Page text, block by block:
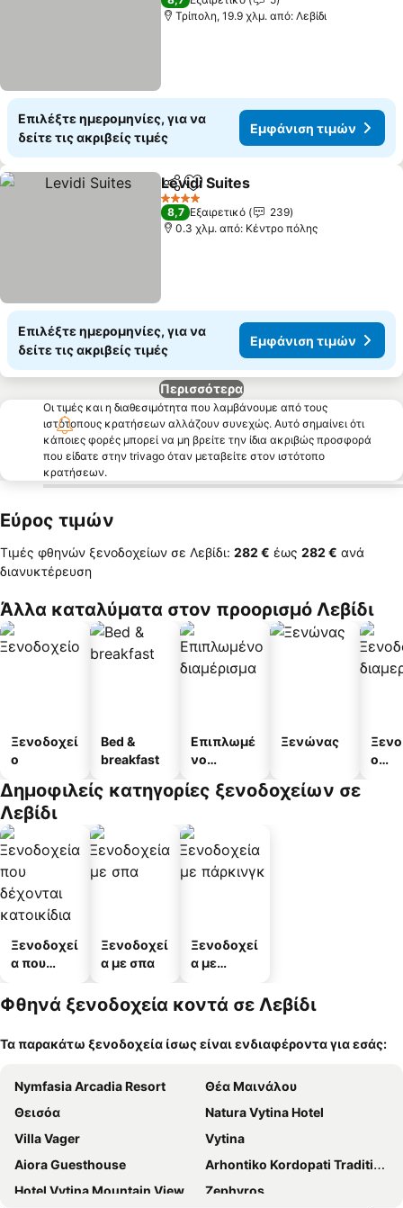
Τρίπολη, 19.9 χλμ. από: Λεβίδι
Επιλέξτε ημερομηνίες, για να
δείτε τις ακριβείς τιμές
Εμφάνιση τιμών
Κοινοποίηση
Προσθήκη στα αγαπημένα
Levidi Suites
4 Αστέρια
8,7 Εξαιρετικό
239
0.3 χλμ. από: Κέντρο πόλης
Επιλέξτε ημερομηνίες, για να
δείτε τις ακριβείς τιμές
Εμφάνιση τιμών
Περισσότερα
Οι τιμές και η διαθεσιμότητα που λαμβάνουμε από τους
ιστότοπους κρατήσεων αλλάζουν συνεχώς. Αυτό σημαίνει ότι
κάποιες φορές μπορεί να μη βρείτε την ίδια ακριβώς προσφορά
που είδατε στην trivago όταν μεταβείτε στον ιστότοπο
κρατήσεων.
Εύρος τιμών
Τιμές φθηνών ξενοδοχείων σε Λεβίδι: ‎282 € έως ‎282 € ανά
διανυκτέρευση
Άλλα καταλύματα στον προορισμό Λεβίδι
Ξενοδοχεί
ο
Bed &
breakfast
Επιπλωμέ
νο
α
Ξενώνας
ο
Δημοφιλείς κατηγορίες ξενοδοχείων σε
Λεβίδι
Ξενοδοχεί
α που
κατοικίδι
Ξενοδοχεί
α με σπα
Ξενοδοχεί
α με
Φθηνά ξενοδοχεία κοντά σε Λεβίδι
Τα παρακάτω ξενοδοχεία ίσως είναι ενδιαφέροντα για εσάς:
Nymfasia Arcadia Resort
Θέα Μαινάλου
Θεισόα
Natura Vytina Hotel
Villa Vager
Vytina
Aiora Guesthouse
Arhontiko Kordopati Traditional Guesthouse
Hotel Vytina Mountain View
Zephyros